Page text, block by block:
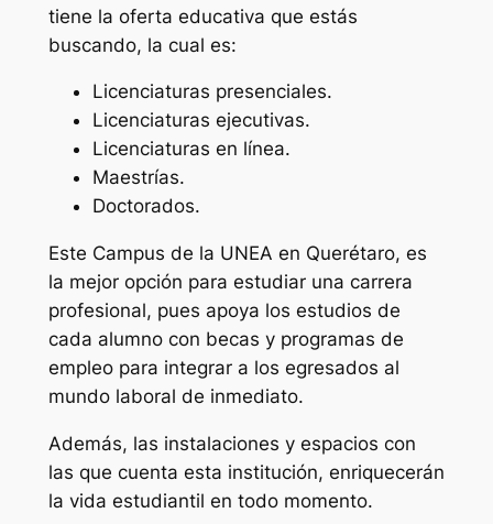
tiene la oferta educativa que estás
buscando, la cual es:
Licenciaturas presenciales.
Licenciaturas ejecutivas.
Licenciaturas en línea.
Maestrías.
Doctorados.
Este Campus de la UNEA en Querétaro, es
la mejor opción para estudiar una carrera
profesional, pues apoya los estudios de
cada alumno con becas y programas de
empleo para integrar a los egresados al
mundo laboral de inmediato.
Además, las instalaciones y espacios con
las que cuenta esta institución, enriquecerán
la vida estudiantil en todo momento.